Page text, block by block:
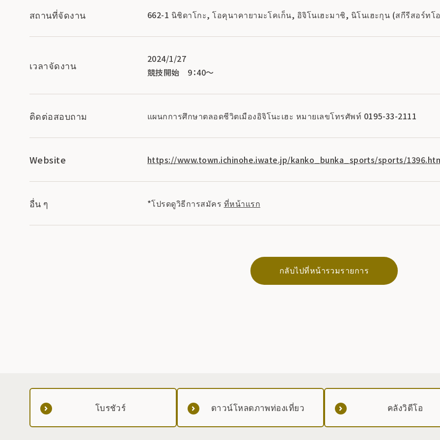
สถานที่จัดงาน 662-1 นิชิดาโกะ, โอคุนาคายามะโคเก็น, อิจิโนเฮะมาชิ, นิโนเฮะกุน (สกีรีสอร์ทโ
เวลาจัดงาน
2024/1/27
競技開始 9：40～
ติดต่อสอบถาม แผนกการศึกษาตลอดชีวิตเมืองอิจิโนะเฮะ หมายเลขโทรศัพท์ 0195-33-2111
Website https://www.town.ichinohe.iwate.jp/kanko_bunka_sports/sports/
อื่น ๆ *โปรดดูวิธีการสมัคร ที่หน้าแรก
กลับไปที่หน้ารวมรายการ
โบรชัวร์ ดาวน์โหลดภาพท่องเที่ยว คลังวิดีโอ